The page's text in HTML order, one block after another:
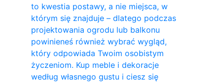
to kwestia postawy, a nie miejsca, w
którym się znajduje – dlatego podczas
projektowania ogrodu lub balkonu
powinieneś również wybrać wygląd,
który odpowiada Twoim osobistym
życzeniom. Kup meble i dekoracje
według własnego gustu i ciesz się